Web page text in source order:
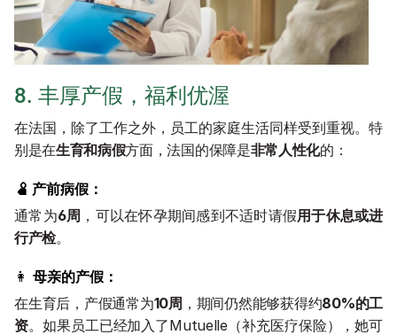
8. 丰厚产假，福利优渥
在法国，除了工作之外，员工的家庭生活同样受到重视。特
别是在生育和病假方面，法国的保障是非常人性化的：
🫄 产前病假：
通常为6周 ，可以在怀孕期间感到不适时请假用于休息或进
行产检。
👩 母亲的产假：
在生育后，产假通常为10周 ，期间仍然能够获得约80%的工
资。如果员工已经加入了Mutuelle（补充医疗保险），她可